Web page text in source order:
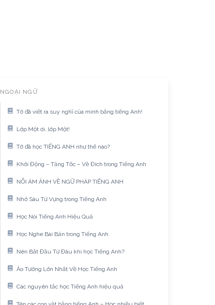
NGOẠI NGỮ
Tớ đã viết ra suy nghĩ của mình bằng tiếng Anh!
Lớp Một ơi, lớp Một!
Tớ đã học TIẾNG ANH như thế nào?
Khởi Động – Tăng Tốc – Về Đích trong Tiếng Anh
NỖI ÁM ẢNH VỀ NGỮ PHÁP TIẾNG ANH
Nhớ Sâu Từ Vựng trong Tiếng Anh
Học Nói Tiếng Anh Hiệu Quả
Học Nghe Bài Bản trong Tiếng Anh
Nên Bắt Đầu Từ Đâu khi học Tiếng Anh?
Ảo Tưởng Lớn Nhất Về Học Tiếng Anh
Các nguyên tắc học Tiếng Anh hiệu quả